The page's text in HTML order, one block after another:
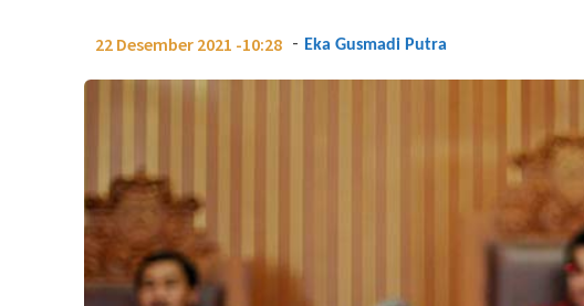
22 Desember 2021 -10:28 - Eka Gusmadi Putra